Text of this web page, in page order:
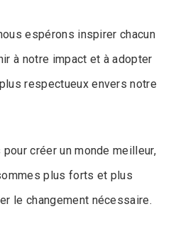
espérons inspirer chacun
à notre impact et à adopter
respectueux envers notre
créer un monde meilleur,
plus forts et plus
le changement nécessaire.